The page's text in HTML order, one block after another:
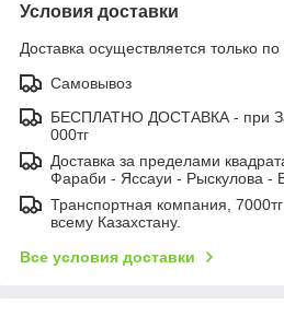
Условия доставки
Доставка осуществляется только по
Самовывоз
БЕСПЛАТНО ДОСТАВКА - при
000тг
Доставка за пределами
Фараби - Яссауи - Рыскулова -
Транспортная компания,
всему Казахстану.
Все условия доставки